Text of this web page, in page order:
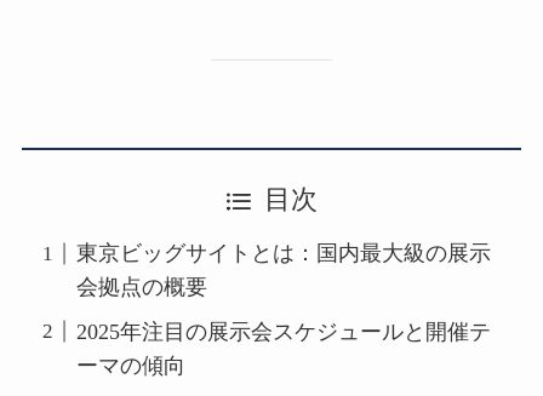
目次
東京ビッグサイトとは：国内最大級の展示
会拠点の概要
2025年注目の展示会スケジュールと開催テ
ーマの傾向